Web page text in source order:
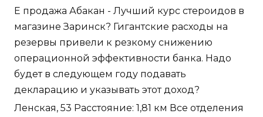
Е продажа Абакан - Лучший курс стероидов в
магазине Заринск? Гигантские расходы на
резервы привели к резкому снижению
операционной эффективности банка. Надо
будет в следующем году подавать
декларацию и указывать этот доход?
Ленская, 53 Расстояние: 1,81 км Все отделения